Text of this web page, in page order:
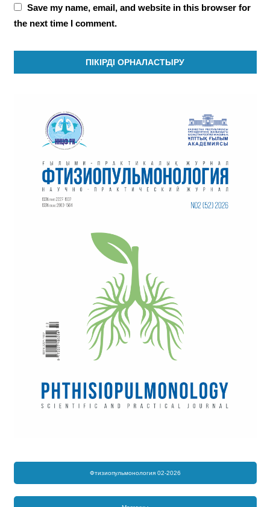
Save my name, email, and website in this browser for
the next time I comment.
Фтизиопульмонология 02-2026